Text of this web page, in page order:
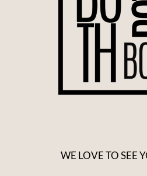
WE LOVE TO SEE